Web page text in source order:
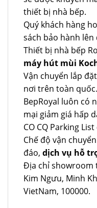
thiết bị nhà bếp.
Quý khách hàng
sách bảo hành
Thiết bị nhà bếp
máy hút mùi
Vận chuyển lắp
nơi trên toàn quốc.
BepRoyal luôn có
mại giảm giá hấp
CO CQ Parking
Chế độ vận
đáo, dịch vụ hỗ
Địa chỉ showroom
Kim Ngưu, Minh
VietNam, 100000.